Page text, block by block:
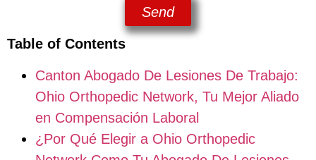
Send
Table of Contents
Canton Abogado De Lesiones De Trabajo:
Ohio Orthopedic Network, Tu Mejor Aliado
en Compensación Laboral
¿Por Qué Elegir a Ohio Orthopedic